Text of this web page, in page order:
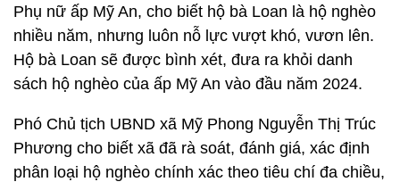
Phụ nữ ấp Mỹ An, cho biết hộ bà Loan là hộ nghèo
nhiều năm, nhưng luôn nỗ lực vượt khó, vươn lên.
Hộ bà Loan sẽ được bình xét, đưa ra khỏi danh
sách hộ nghèo của ấp Mỹ An vào đầu năm 2024.
Phó Chủ tịch UBND xã Mỹ Phong Nguyễn Thị Trúc
Phương cho biết xã đã rà soát, đánh giá, xác định
phân loại hộ nghèo chính xác theo tiêu chí đa chiều,